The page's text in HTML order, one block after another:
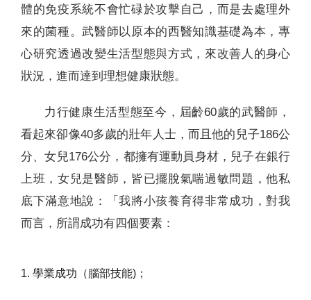
體的免疫系統不會忙碌於攻擊自己，而是去處理外
來的菌種。武醫師以原本的西醫知識基礎為本，專
心研究透過改變生活型態與方式，來改善人的身心
狀況，進而達到理想健康狀態。
力行健康生活型態至今，屆齡60歲的武醫師，
看起來卻像40多歲的壯年人士，而且他的兒子186公
分、女兒176公分，都擁有運動員身材，兒子在銀行
上班，女兒是醫師，皆已擺脫氣喘過敏問題，他私
底下滿意地說：「我將小孩養育得非常成功，對我
而言，所謂成功有四個要素：
1. 學業成功（腦部技能)；